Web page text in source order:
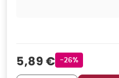
Verkaufspreis
5,89 €Rabattstempel
-26%